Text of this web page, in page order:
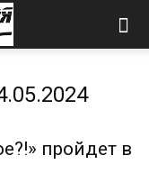
пройдет в